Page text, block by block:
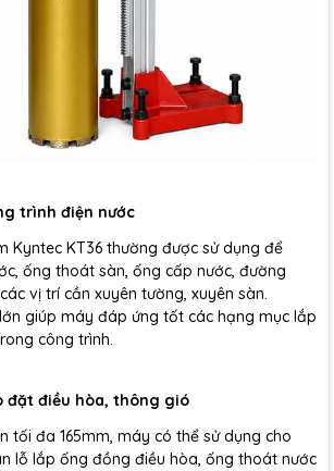
trình điện nước
Kyntec KT36 thường được sử dụng để
ống thoát sàn, ống cấp nước, đường
vị trí cần xuyên tường, xuyên sàn.
giúp máy đáp ứng tốt các hạng mục lắp
công trình.
đặt điều hòa, thông gió
tối đa 165mm, máy có thể sử dụng cho
lỗ lắp ống đồng điều hòa, ống thoát nước